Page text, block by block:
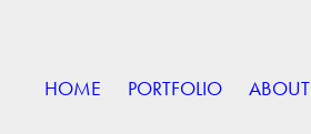
HOME PORTFOLIO ABOUT